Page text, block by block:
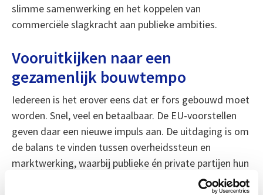
slimme samenwerking en het koppelen van
commerciële slagkracht aan publieke ambities.
Vooruitkijken naar een
gezamenlijk bouwtempo
Iedereen is het erover eens dat er fors gebouwd moet
worden. Snel, veel en betaalbaar. De EU-voorstellen
geven daar een nieuwe impuls aan. De uitdaging is om
de balans te vinden tussen overheidssteun en
marktwerking, waarbij publieke én private partijen hun